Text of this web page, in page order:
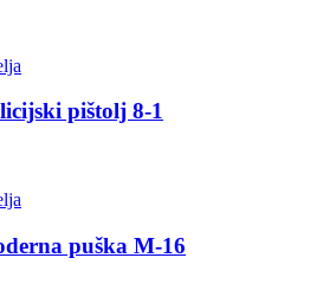
pištolj 8-1
puška M-16